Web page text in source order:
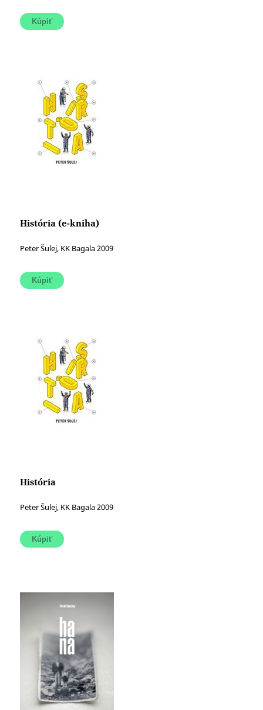
História (e-kniha)
Peter Šulej, KK Bagala 2009
História
Peter Šulej, KK Bagala 2009